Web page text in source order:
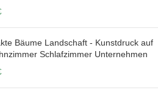
Bäume Landschaft - Kunstdruck auf
Schlafzimmer Unternehmen